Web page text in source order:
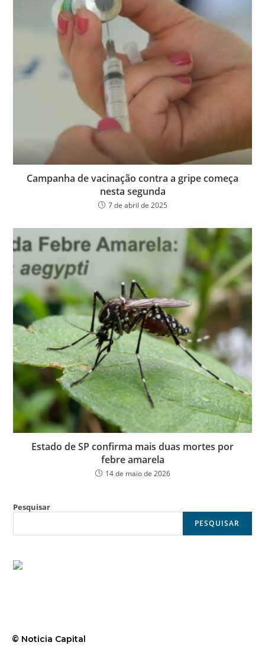
Campanha de vacinação contra a gripe começa
nesta segunda
7 de abril de 2025
Estado de SP confirma mais duas mortes por
febre amarela
14 de maio de 2026
Pesquisar
PESQUISAR
© Noticia Capital